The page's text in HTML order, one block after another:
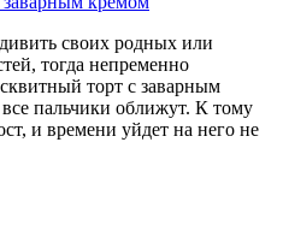
своих родных или
тогда непременно
торт с заварным
пальчики оближут. К тому
и времени уйдет на него не